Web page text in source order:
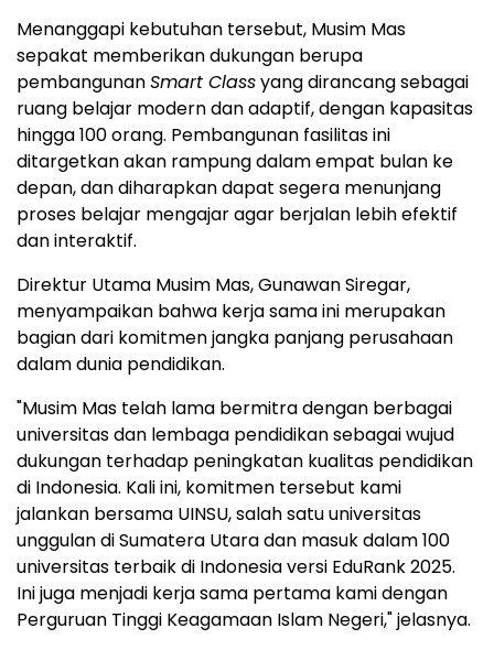
Menanggapi kebutuhan tersebut, Musim Mas
sepakat memberikan dukungan berupa
pembangunanSmart Classyang dirancang sebagai
ruang belajar modern dan adaptif, dengan kapasitas
hingga 100 orang. Pembangunan fasilitas ini
ditargetkan akan rampung dalam empat bulan ke
depan, dan diharapkan dapat segera menunjang
proses belajar mengajar agar berjalan lebih efektif
dan interaktif.
Direktur Utama Musim Mas,Gunawan Siregar,
menyampaikan bahwa kerja sama ini merupakan
bagian dari komitmen jangka panjang perusahaan
dalam dunia pendidikan.
"Musim Mas telah lama bermitra dengan berbagai
universitas dan lembaga pendidikan sebagai wujud
dukungan terhadap peningkatan kualitas pendidikan
di Indonesia. Kali ini, komitmen tersebut kami
jalankan bersama UINSU, salah satu universitas
unggulan di Sumatera Utara dan masuk dalam 100
universitas terbaik di Indonesiaversi EduRank 2025.
Ini juga menjadi kerja sama pertama kami dengan
Perguruan Tinggi Keagamaan Islam Negeri," jelasnya.